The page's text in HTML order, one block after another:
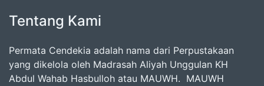
Tentang Kami
Permata Cendekia adalah nama dari Perpustakaan
yang dikelola oleh Madrasah Aliyah Unggulan KH
Abdul Wahab Hasbulloh atau MAUWH. MAUWH